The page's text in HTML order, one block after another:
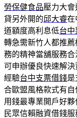
勞保健食品壓力大
貸另外開的 邱大睿在
道額度高利息低台中
轉急需新竹人都推
務的精神當舖服務
可申辦優良快速解
經驗台中支票借錢是
合歐盟風格款式有自
用錢最專業開戶好
民眾信賴融資借錢